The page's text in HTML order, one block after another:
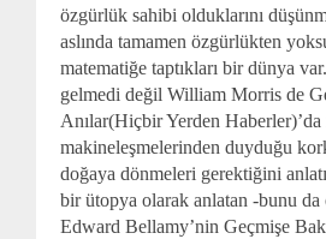
özgürlük sahibi olduklarını
aslında tamamen özgürlükten
matematiğe taptıkları bir dünya
gelmedi değil William Morris de
Anılar(Hiçbir Yerden Haberler)’da
makineleşmelerinden duyduğu
doğaya dönmeleri gerektiğini
bir ütopya olarak anlatan -bunu da
Edward Bellamy’nin Geçmişe